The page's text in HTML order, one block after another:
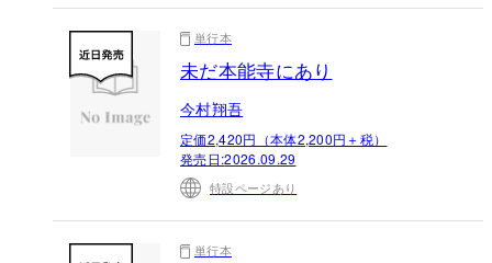
単行本
未だ本能寺にあり
今村翔吾
定価2,420円（本体2,200円＋税）
発売日:2026.09.29
特設ページあり
単行本